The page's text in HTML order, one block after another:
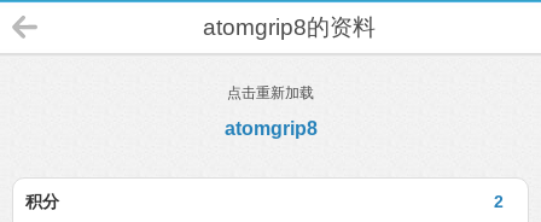
atomgrip8的资料
点击重新加载
atomgrip8
2
积分